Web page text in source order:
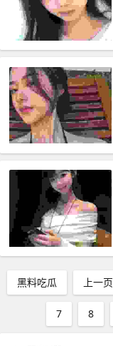
黑料吃瓜 上一页
7 8